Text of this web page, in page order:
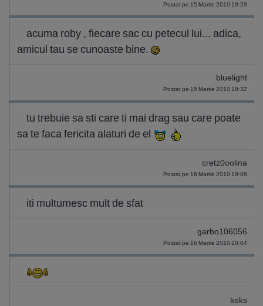
Postat pe 15 Martie 2010 19:29
acuma roby , fiecare sac cu petecul lui... adica,
amicul tau se cunoaste bine.
bluelight
Postat pe 15 Martie 2010 19:32
tu trebuie sa sti care ti mai drag sau care poate
sa te faca fericita alaturi de el
cretz0oolina
Postat pe 16 Martie 2010 19:08
iti multumesc mult de sfat
garbo106056
Postat pe 16 Martie 2010 20:04
keks